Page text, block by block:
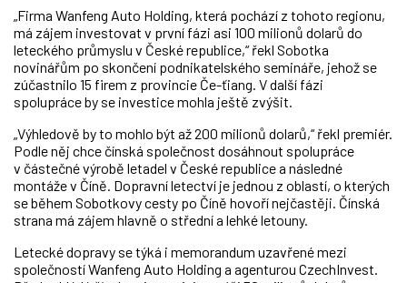
„Firma Wanfeng Auto Holding, která pochází z tohoto regionu,
má zájem investovat v první fázi asi 100 milionů dolarů do
leteckého průmyslu v České republice,“ řekl Sobotka
novinářům po skončení podnikatelského semináře, jehož se
zúčastnilo 15 firem z provincie Če-ťiang. V další fázi
spolupráce by se investice mohla ještě zvýšit.
„Výhledově by to mohlo být až 200 milionů dolarů,“ řekl premiér.
Podle něj chce čínská společnost dosáhnout spolupráce
v částečné výrobě letadel v České republice a následné
montáže v Číně. Dopravní letectví je jednou z oblastí, o kterých
se během Sobotkovy cesty po Číně hovoří nejčastěji. Čínská
strana má zájem hlavně o střední a lehké letouny.
Letecké dopravy se týká i memorandum uzavřené mezi
společností Wanfeng Auto Holding a agenturou CzechInvest.